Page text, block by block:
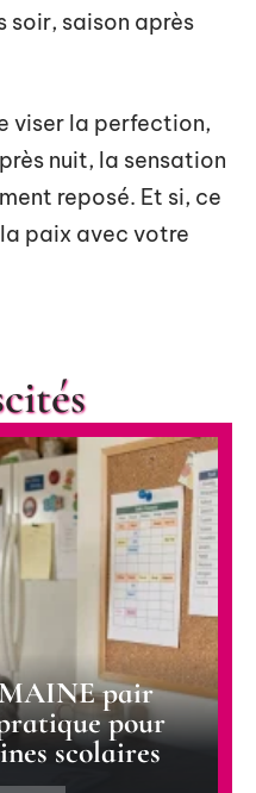
soir, saison après
viser la perfection,
nuit, la sensation
reposé. Et si, ce
paix avec votre
pair
pour
scolaires